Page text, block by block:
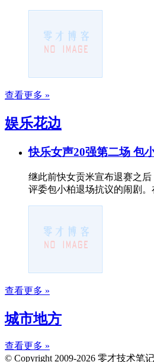
查看更多 »
娱乐花边
快乐女声20强第二场 包
继此前快女贡米宣布退赛之
评委包小柏退场抗议的闹剧。
查看更多 »
城市地方
查看更多 »
© Copyright 2009-2026 零才技术笔